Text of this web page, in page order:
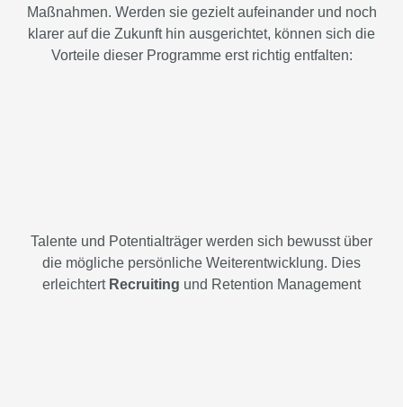
Maßnahmen. Werden sie gezielt aufeinander und noch
klarer auf die Zukunft hin ausgerichtet, können sich die
Vorteile dieser Programme erst richtig entfalten:
Talente und Potentialträger werden sich bewusst über
die mögliche persönliche Weiterentwicklung. Dies
erleichtert Recruiting und Retention Management